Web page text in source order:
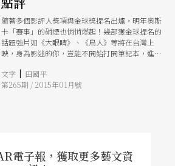
隨著多個影評人獎項與金球獎提名出爐，明年奧斯
卡「賽事」的硝煙也悄悄燃起！幾部獲金球提名的
話題強片如《大眼睛》、《鳥人》等將在台灣上
映，身為影迷的你，豈能不開始打開筆記本，進電
文字 | 田國平
第265期 / 2015年01月號
電子報，獲取更多藝文資